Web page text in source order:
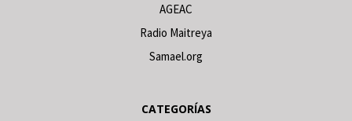
AGEAC
Radio Maitreya
Samael.org
CATEGORÍAS